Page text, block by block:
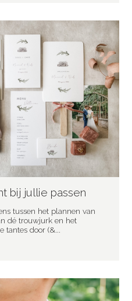
bij jullie passen
tussen het plannen van
dé trouwjurk en het
tantes door (&...